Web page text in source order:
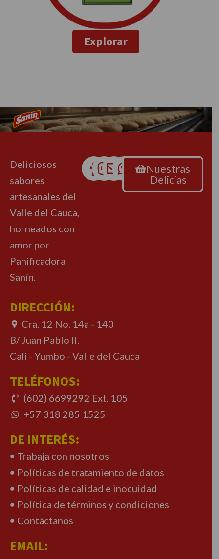
Explorar
Deliciosos
sabores
artesanales del
Valle del Cauca,
horneados con
amor por
Panificadora
Sanín.
Nuestras
Delicias
DIRECCIÓN:
Cra. 12 No. 14a - 140
B/ Juan Pablo II.
Cali - Yumbo - Valle del Cauca
TELÉFONOS:
(602) 6699292 Ext. 105
+57 318 285 1525
DE INTERÉS:
Trabaja con nosotros
Políticas de tratamiento de datos
Políticas de calidad e inocuidad
Política de términos y condiciones
Contáctanos
EMAIL: